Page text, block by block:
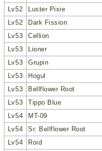
Lv52
Luster Pixie
Lv52
Dark Fission
Lv53
Cellion
Lv53
Lioner
Lv53
Grupin
Lv53
Hogul
Lv53
Bellflower Root
Lv53
Tippo Blue
Lv54
MT-09
Lv54
Sr. Bellflower Root
Lv54
Roid